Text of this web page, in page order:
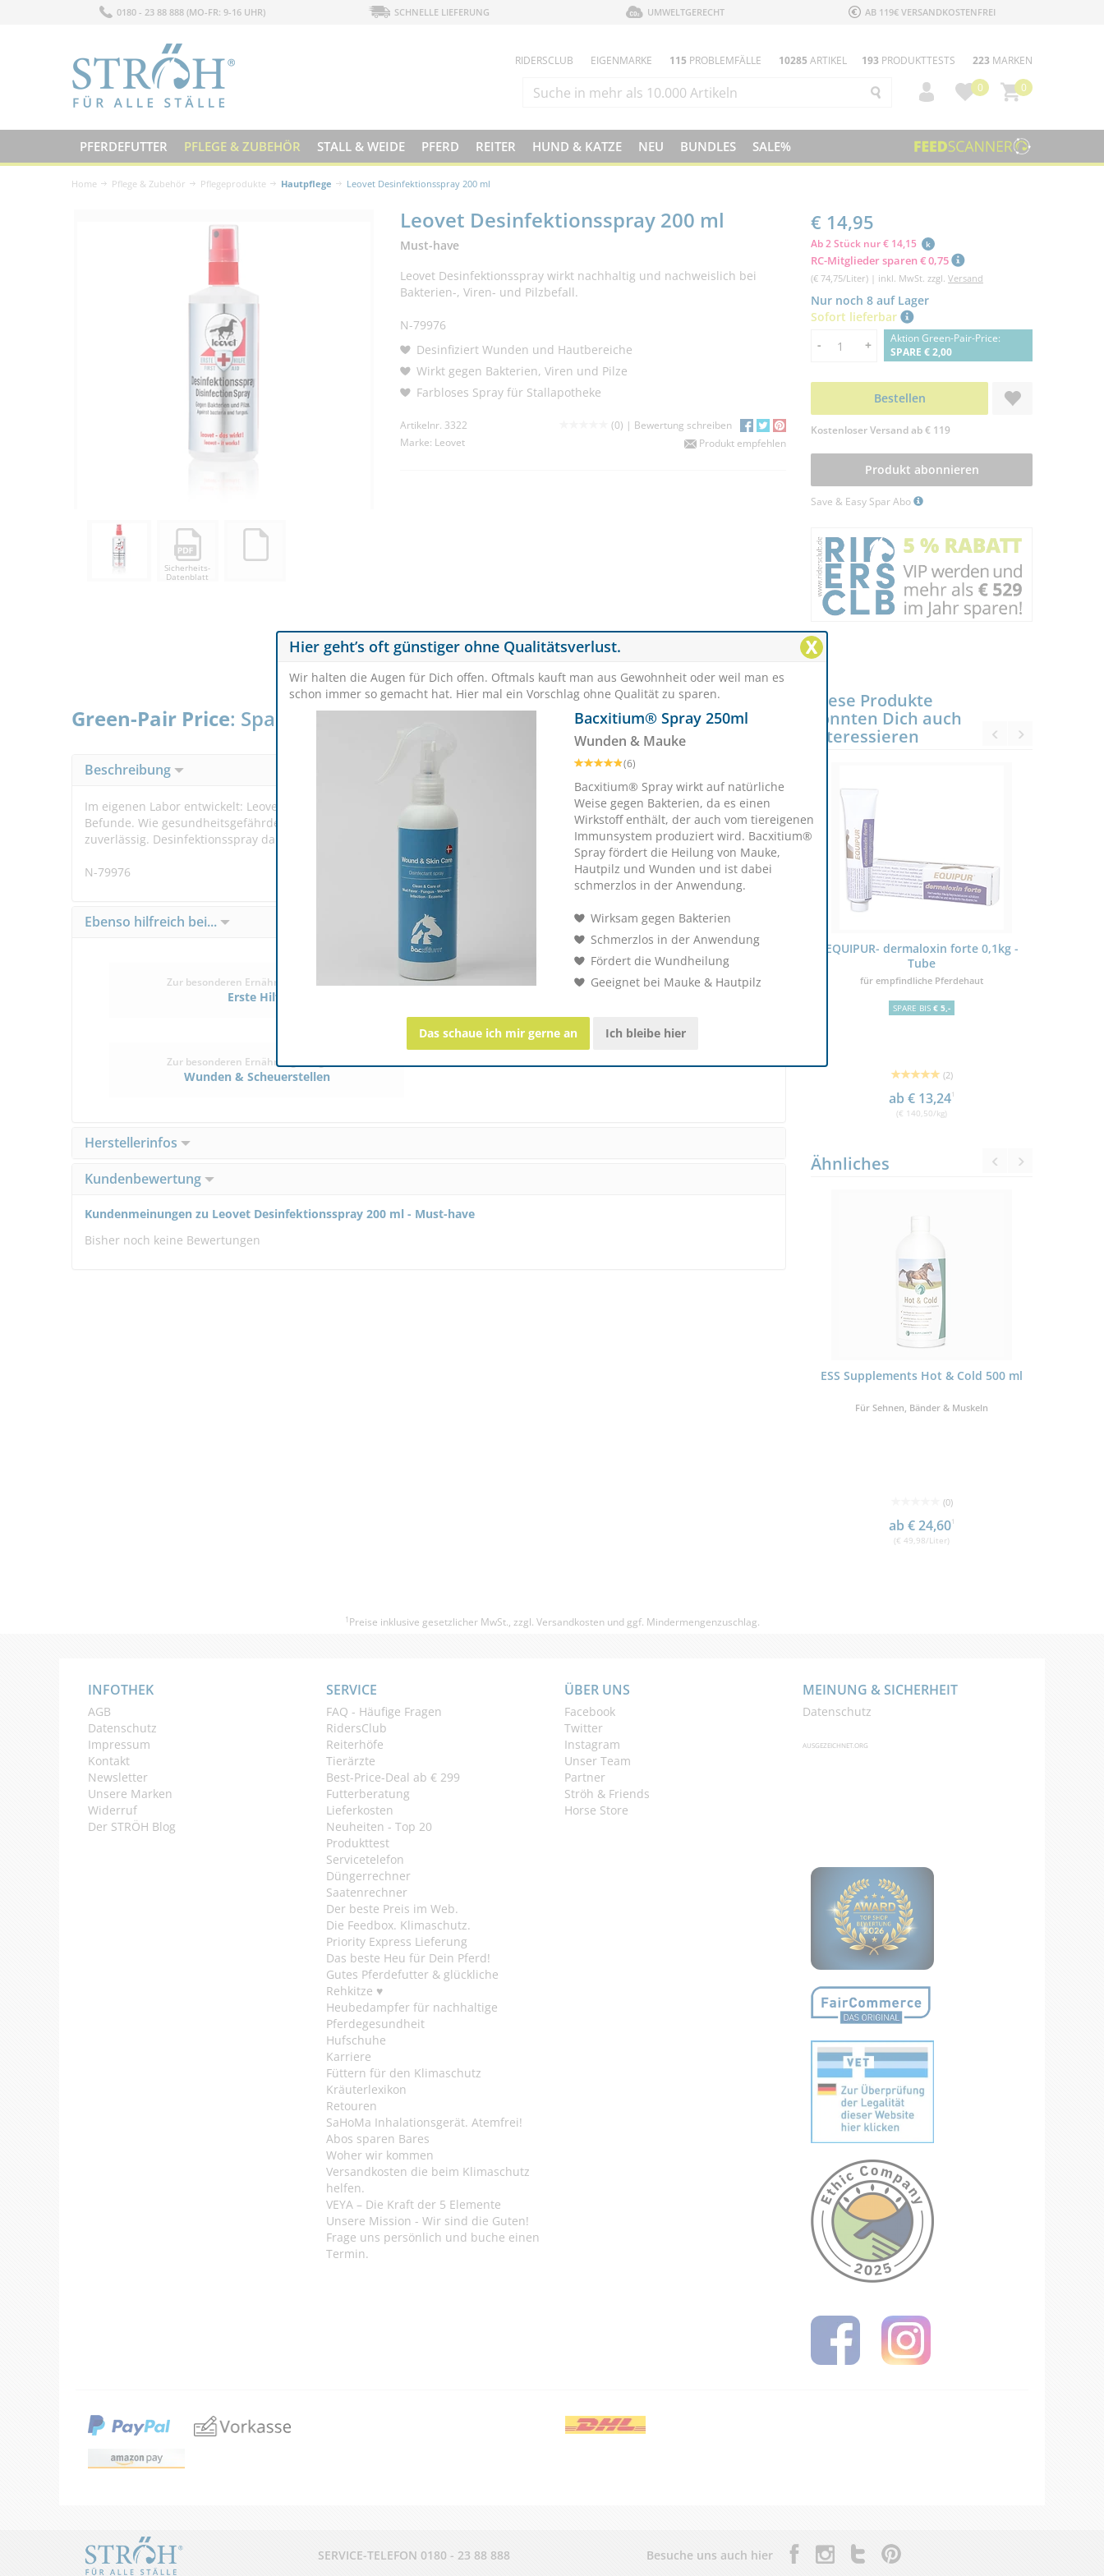
0180 - 23 88 888 (MO-FR: 9-16 UHR) SCHNELLE LIEFERUNG UMWELTGERECHT AB 119€ VERSANDKOSTENFREI
193 PRODUKTTESTS 223 MARKEN
RIDERSCLUB EIGENMARKE 115 PROBLEMFÄLLE 10285 ARTIKEL
0
0
PFERDEFUTTER PFLEGE & ZUBEHÖR STALL & WEIDE PFERD REITER HUND & KATZE NEU BUNDLES SALE%
Home Pflege & Zubehör Pflegeprodukte Hautpflege Leovet Desinfektionsspray 200 ml
Sicherheits-
Datenblatt
Leovet Desinfektionsspray 200 ml
Must-have
Leovet Desinfektionsspray wirkt nachhaltig und nachweislich bei
Bakterien-, Viren- und Pilzbefall.
N-79976
Desinfiziert Wunden und Hautbereiche
Wirkt gegen Bakterien, Viren und Pilze
Farbloses Spray für Stallapotheke
Artikelnr. 3322 (0) | Bewertung schreiben
Marke: Leovet Produkt empfehlen
€ 14,95
Ab 2 Stück nur € 14,15 k
RC-Mitglieder sparen € 0,75
(€ 74,75/Liter) | inkl. MwSt. zzgl. Versand
Nur noch 8 auf Lager
Sofort lieferbar
Menge
- +
Aktion Green-Pair-Price:
SPARE € 2,00
Bestellen
Kostenloser Versand ab € 119
Produkt abonnieren
Save & Easy Spar Abo
SPARE€ 2,00
Green-Pair Price: Spare € 2,00 & schone die Umwelt Mehr Infos
Beschreibung
Im eigenen Labor entwickelt: Leovet Desinfektionsspray schützt Mensch und Pferd vor einer ganzen Reihe bakterieller
Befunde. Wie gesundheitsgefährdende Mikroorganismen und anderen gefährlichen Keimen. Farblos und 100 Prozent
zuverlässig. Desinfektionsspray darf in keiner Stallapotheke fehlen.
N-79976
Ebenso hilfreich bei...
Zur besonderen Ernährung/Pflege bei
Erste Hilfe
Zur besonderen Ernährung/Pflege bei
Zur besonderen Ernährung/Pflege bei
Wunden & Scheuerstellen
Herstellerinfos
Kundenbewertung
Kundenmeinungen zu Leovet Desinfektionsspray 200 ml - Must-have
Bisher noch keine Bewertungen
Diese Produkte
könnten Dich auch
interessieren
Leovet Bronchial-Elixier 1L
Wohltuend für die Atemwege
EQUIPUR- dermaloxin forte 0,1kg -
Tube
für empfindliche Pferdehaut
SPARE BIS € 5,-
(2)
ab € 13,241
(€ 140,50/kg)
Ähnliches
ESS Supplements Hot & Cold 500 ml
Für Sehnen, Bänder & Muskeln
(0)
ab € 24,601
(€ 49,98/Liter)
X
Hier geht’s oft günstiger ohne Qualitätsverlust.
Wir halten die Augen für Dich offen. Oftmals kauft man aus Gewohnheit oder weil man es
schon immer so gemacht hat. Hier mal ein Vorschlag ohne Qualität zu sparen.
Bacxitium® Spray 250ml
Wunden & Mauke
(6)
Bacxitium® Spray wirkt auf natürliche
Weise gegen Bakterien, da es einen
Wirkstoff enthält, der auch vom tiereigenen
Immunsystem produziert wird. Bacxitium®
Spray fördert die Heilung von Mauke,
Hautpilz und Wunden und ist dabei
schmerzlos in der Anwendung.
Wirksam gegen Bakterien
Schmerzlos in der Anwendung
Fördert die Wundheilung
Geeignet bei Mauke & Hautpilz
Das schaue ich mir gerne an Ich bleibe hier
1 Preise inklusive gesetzlicher MwSt., zzgl. Versandkostenund ggf. Mindermengenzuschlag.
INFOTHEK
AGB
Datenschutz
Impressum
Kontakt
Newsletter
Unsere Marken
Widerruf
Der STRÖH Blog
SERVICE
FAQ - Häufige Fragen
RidersClub
Reiterhöfe
Tierärzte
Best-Price-Deal ab € 299
Futterberatung
Lieferkosten
Neuheiten - Top 20
Produkttest
Servicetelefon
Düngerrechner
Saatenrechner
Der beste Preis im Web.
Die Feedbox. Klimaschutz.
Priority Express Lieferung
Das beste Heu für Dein Pferd!
Gutes Pferdefutter & glückliche
Rehkitze ♥
Heubedampfer für nachhaltige
Pferdegesundheit
Hufschuhe
Karriere
Füttern für den Klimaschutz
Kräuterlexikon
Retouren
SaHoMa Inhalationsgerät. Atemfrei!
Abos sparen Bares
Woher wir kommen
Versandkosten die beim Klimaschutz
helfen.
VEYA – Die Kraft der 5 Elemente
Unsere Mission - Wir sind die Guten!
Frage uns persönlich und buche einen
Termin.
ÜBER UNS
Facebook
Twitter
Instagram
Unser Team
Partner
Ströh & Friends
Horse Store
MEINUNG & SICHERHEIT
Datenschutz
AUSGEZEICHNET.ORG
SERVICE-TELEFON 0180 - 23 88 888 Besuche uns auch hier